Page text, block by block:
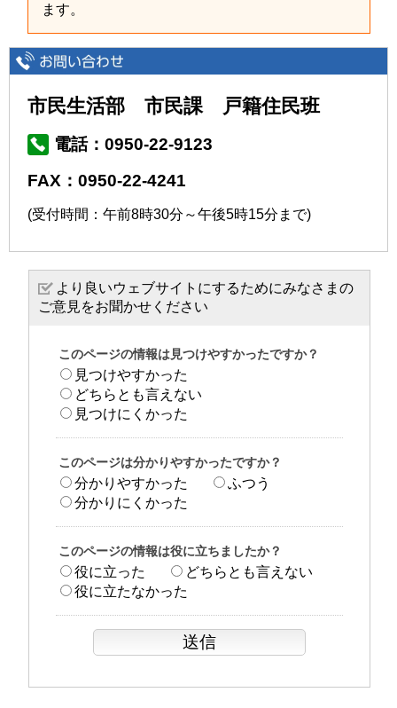
ます。
市民生活部 市民課 戸籍住民班
電話：0950-22-9123
FAX：0950-22-4241
(受付時間：午前8時30分～午後5時15分まで)
より良いウェブサイトにするためにみなさまの
ご意見をお聞かせください
このページの情報は見つけやすかったですか？
見つけやすかった
どちらとも言えない
見つけにくかった
このページは分かりやすかったですか？
分かりやすかった
ふつう
分かりにくかった
このページの情報は役に立ちましたか？
役に立った
どちらとも言えない
役に立たなかった